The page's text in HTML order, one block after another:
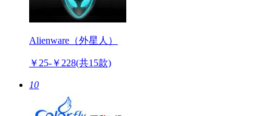
Alienware（外星人）
￥25-￥228(共15款)
10